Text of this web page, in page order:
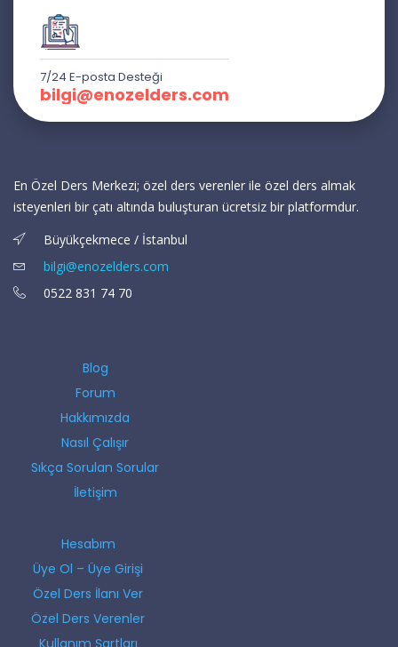
7/24 E-posta Desteği
bilgi@enozelders.com
En Özel Ders Merkezi; özel ders verenler ile özel ders almak
isteyenleri bir çatı altında buluşturan ücretsiz bir platformdur.
Büyükçekmece / İstanbul
bilgi@enozelders.com
0522 831 74 70
Blog
Forum
Hakkımızda
Nasıl Çalışır
Sıkça Sorulan Sorular
İletişim
Hesabım
Üye Ol – Üye Girişi
Özel Ders İlanı Ver
Özel Ders Verenler